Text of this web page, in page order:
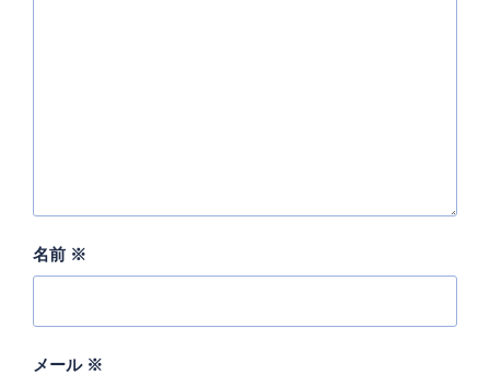
名前 ※
メール ※